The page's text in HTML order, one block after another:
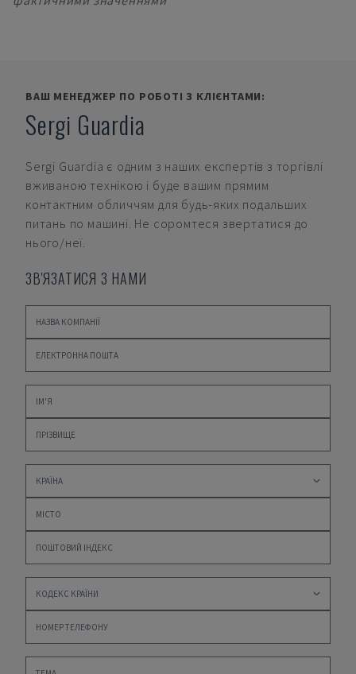
ВАШ МЕНЕДЖЕР ПО РОБОТІ З КЛІЄНТАМИ:
Sergi Guardia
Sergi Guardia є одним з наших експертів з торгівлі
вживаною технікою і буде вашим прямим
контактним обличчям для будь-яких подальших
питань по машині. Не соромтеся звертатися до
нього/неї.
ЗВ'ЯЗАТИСЯ З НАМИ